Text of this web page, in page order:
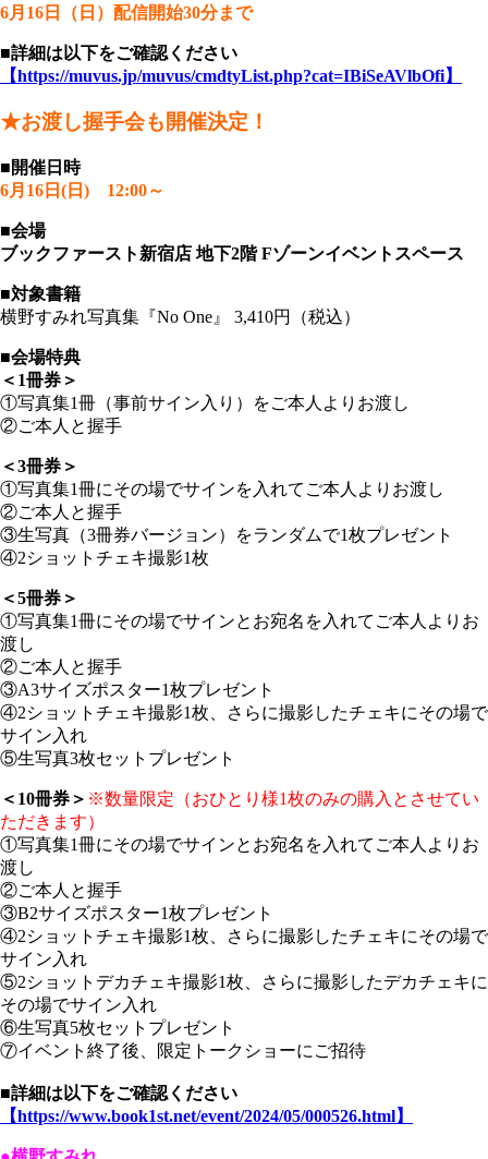
6月16日（日）配信開始30分まで
■詳細は以下をご確認ください
【https://muvus.jp/muvus/cmdtyList.php?cat=IBiSeAVlbOfi】
★お渡し握手会も開催決定！
■開催日時
6月16日(日) 12:00～
■会場
ブックファースト新宿店 地下2階 Fゾーンイベントスペース
■対象書籍
横野すみれ写真集『No One』 3,410円（税込）
■会場特典
＜1冊券＞
①写真集1冊（事前サイン入り）をご本人よりお渡し
②ご本人と握手
＜3冊券＞
①写真集1冊にその場でサインを入れてご本人よりお渡し
②ご本人と握手
③生写真（3冊券バージョン）をランダムで1枚プレゼント
④2ショットチェキ撮影1枚
＜5冊券＞
①写真集1冊にその場でサインとお宛名を入れてご本人よりお
渡し
②ご本人と握手
③A3サイズポスター1枚プレゼント
④2ショットチェキ撮影1枚、さらに撮影したチェキにその場で
サイン入れ
⑤生写真3枚セットプレゼント
＜10冊券＞ ※数量限定（おひとり様1枚のみの購入とさせてい
ただきます）
①写真集1冊にその場でサインとお宛名を入れてご本人よりお
渡し
②ご本人と握手
③B2サイズポスター1枚プレゼント
④2ショットチェキ撮影1枚、さらに撮影したチェキにその場で
サイン入れ
⑤2ショットデカチェキ撮影1枚、さらに撮影したデカチェキに
その場でサイン入れ
⑥生写真5枚セットプレゼント
⑦イベント終了後、限定トークショーにご招待
■詳細は以下をご確認ください
【https://www.book1st.net/event/2024/05/000526.html】